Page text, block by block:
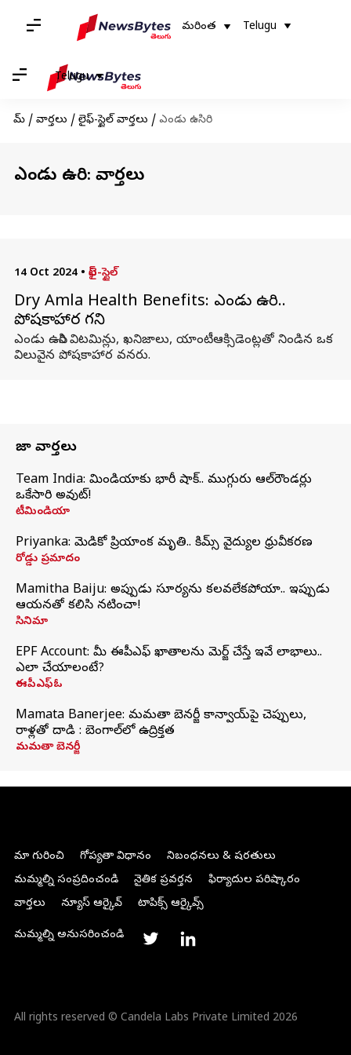
మరింత Telugu
Telugu
హోమ్ / వార్తలు / లైఫ్-స్టైల్ వార్తలు / ఎండు ఉసిరి
ఎండు ఉసిరి: వార్తలు
14 Oct 2024 • లైఫ్-స్టైల్
Dry Amla Health Benefits: ఎండు ఉసిరి..
పోషకాహార గని
ఎండు ఉసిరి విటమిన్లు, ఖనిజాలు, యాంటీఆక్సిడెంట్లతో నిండిన ఒక
విలువైన పోషకాహార వనరు.
తాజా వార్తలు
Team India: టీమిండియాకు భారీ షాక్.. ముగ్గురు ఆల్‌రౌండర్లు
ఒకేసారి అవుట్!
టీమిండియా
Priyanka: మెడికో ప్రియాంక మృతి.. కిమ్స్‌ వైద్యుల ధ్రువీకరణ
రోడ్డు ప్రమాదం
Mamitha Baiju: అప్పుడు సూర్యను కలవలేకపోయా.. ఇప్పుడు
ఆయనతో కలిసి నటించా!
సినిమా
EPF Account: మీ ఈపీఎఫ్ ఖాతాలను మెర్జ్ చేస్తే ఇవే లాభాలు..
ఎలా చేయాలంటే?
ఈపీఎఫ్ఓ
Mamata Banerjee: మమతా బెనర్జీ కాన్వాయ్‌పై చెప్పులు,
రాళ్లతో దాడి : బెంగాల్‌లో ఉద్రిక్తత
మమతా బెనర్జీ
మా గురించి గోప్యతా విధానం
నిబంధనలు & షరతులు
మమ్మల్ని సంప్రదించండి
నైతిక ప్రవర్తన
ఫిర్యాదుల పరిష్కారం
వార్తలు
న్యూస్ ఆర్కైవ్ టాపిక్స్ ఆర్కైవ్స్
మమ్మల్ని అనుసరించండి
All rights reserved © Candela Labs Private Limited 2026